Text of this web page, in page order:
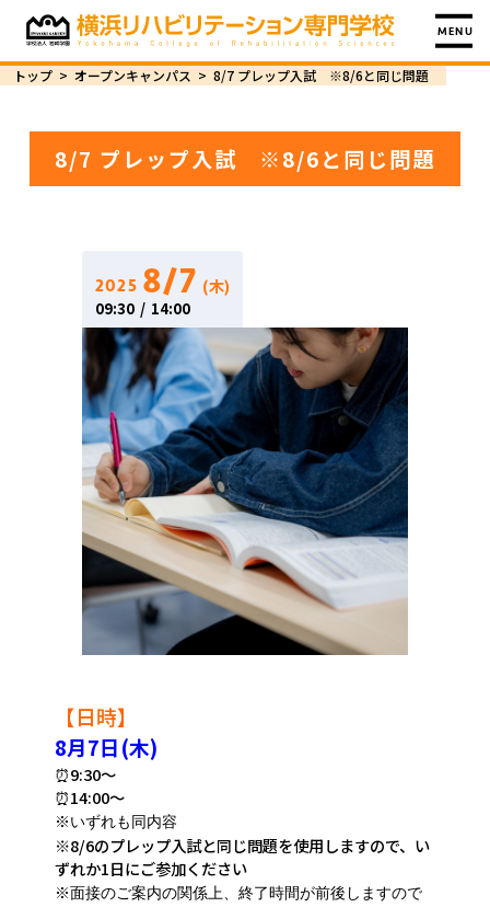
MENU
トップ > オープンキャンパス > 8/7 プレップ入試 ※8/6と同じ問題
8/7 プレップ入試 ※8/6と同じ問題
2025 8/7 (木)
09:30 / 14:00
【日時】
8月7日(木)
⏰9:30～
⏰14:00～
※いずれも同内容
※8/6のプレップ入試と同じ問題を使用しますので、い
ずれか1日にご参加ください
※面接のご案内の関係上、終了時間が前後しますので